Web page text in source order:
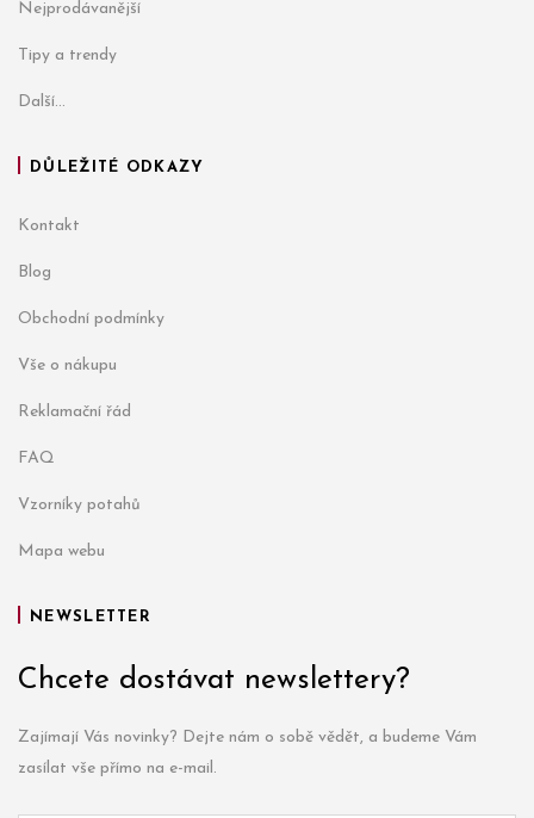
Nejprodávanější
Tipy a trendy
Další...
DŮLEŽITÉ ODKAZY
Kontakt
Blog
Obchodní podmínky
Vše o nákupu
Reklamační řád
FAQ
Vzorníky potahů
Mapa webu
NEWSLETTER
Chcete dostávat newslettery?
Zajímají Vás novinky? Dejte nám o sobě vědět, a budeme Vám
zasílat vše přímo na e-mail.